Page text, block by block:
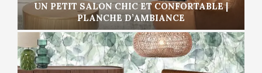
UN PETIT SALON CHIC ET CONFORTABLE |
PLANCHE D’AMBIANCE